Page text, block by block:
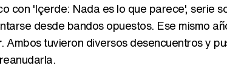
con 'Içerde: Nada es lo que parece', serie
desde bandos opuestos. Ese mismo
. Ambos tuvieron diversos desencuentros y